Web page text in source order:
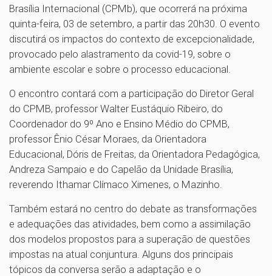
Brasília Internacional (CPMb), que ocorrerá na próxima
quinta-feira, 03 de setembro, a partir das 20h30. O evento
discutirá os impactos do contexto de excepcionalidade,
provocado pelo alastramento da covid-19, sobre o
ambiente escolar e sobre o processo educacional.
O encontro contará com a participação do Diretor Geral
do CPMB, professor Walter Eustáquio Ribeiro, do
Coordenador do 9º Ano e Ensino Médio do CPMB,
professor Ênio César Moraes, da Orientadora
Educacional, Dóris de Freitas, da Orientadora Pedagógica,
Andreza Sampaio e do Capelão da Unidade Brasília,
reverendo Ithamar Clímaco Ximenes, o Mazinho.
Também estará no centro do debate as transformações
e adequações das atividades, bem como a assimilação
dos modelos propostos para a superação de questões
impostas na atual conjuntura. Alguns dos principais
tópicos da conversa serão a adaptação e o